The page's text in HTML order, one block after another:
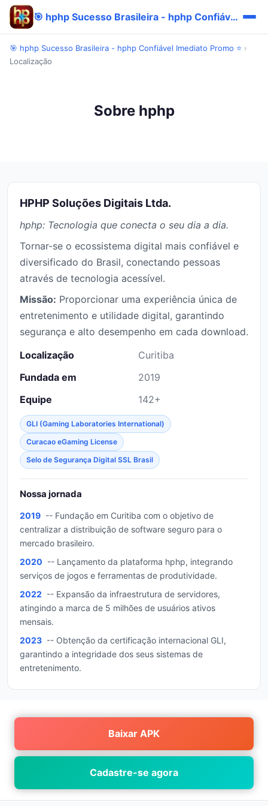
🎯 hphp Sucesso Brasileira - hphp Confiável Imediato Promo ⭐
🎯 hphp Sucesso Brasileira - hphp Confiável Imediato Promo ⭐ ›
Localização
Sobre hphp
HPHP Soluções Digitais Ltda.
hphp: Tecnologia que conecta o seu dia a dia.
Tornar-se o ecossistema digital mais confiável e
diversificado do Brasil, conectando pessoas
através de tecnologia acessível.
Missão: Proporcionar uma experiência única de
entretenimento e utilidade digital, garantindo
segurança e alto desempenho em cada download.
Localização
Curitiba
Fundada em
2019
Equipe
142+
GLI (Gaming Laboratories International)
Curacao eGaming License
Selo de Segurança Digital SSL Brasil
Nossa jornada
2019 -- Fundação em Curitiba com o objetivo de
centralizar a distribuição de software seguro para o
mercado brasileiro.
2020 -- Lançamento da plataforma hphp, integrando
serviços de jogos e ferramentas de produtividade.
2022 -- Expansão da infraestrutura de servidores,
atingindo a marca de 5 milhões de usuários ativos
mensais.
2023 -- Obtenção da certificação internacional GLI,
garantindo a integridade dos seus sistemas de
entretenimento.
Baixar APK
Cadastre-se agora